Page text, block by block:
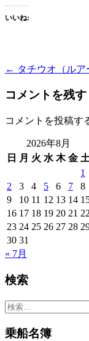
いいね:
Post
navigation
← タチウオ（ルア
コメントを残す
コメントを投稿す
2026年8月
日
月 火 水 木 金 土
1
2
3 4 5 6 7
8
9
10 11 12 13 14
16 17 18 19 20 21 22
23 24 25 26 27 28
30 31
« 7月
検索
検
乗船名簿